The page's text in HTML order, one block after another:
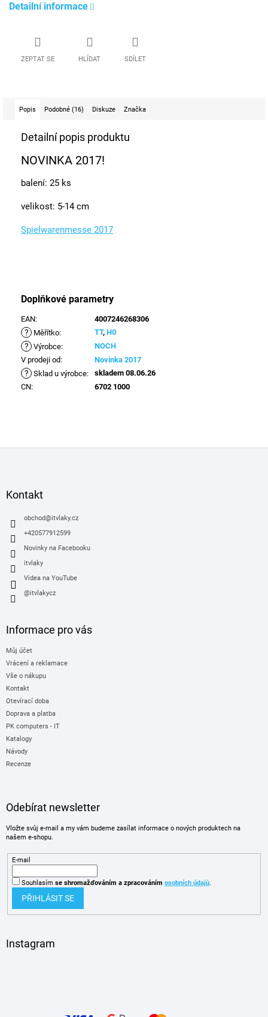
Detailní informace
ZEPTAT SE HLÍDAT SDÍLET
Popis Podobné (16) Diskuze Značka
Detailní popis produktu
NOVINKA 2017!
balení: 25 ks
velikost: 5-14 cm
Spielwarenmesse 2017
Doplňkové parametry
EAN: 4007246268306
? Měřítko: TT, H0
? Výrobce:
NOCH
V prodeji od: Novinka 2017
? Sklad u výrobce:
skladem 08.06.26
CN: 6702 1000
Kontakt
obchod@itvlaky.cz
+420577912599
Novinky na Facebooku
itvlaky
Videa na YouTube
@itvlakycz
Informace pro vás
Můj účet
Vrácení a reklamace
Vše o nákupu
Kontakt
Otevírací doba
Doprava a platba
PK computers - IT
Katalogy
Návody
Recenze
Odebírat newsletter
Vložte svůj e-mail a my vám budeme zasílat informace o nových produktech na
našem e-shopu.
E-mail
Souhlasím se shromažďováním a zpracováním osobních údajů.
PŘIHLÁSIT SE
Instagram